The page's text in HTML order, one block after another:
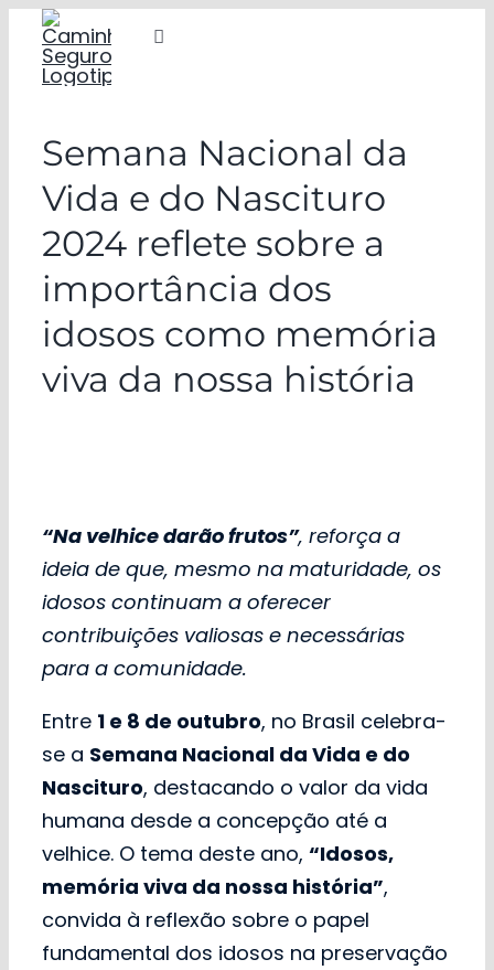
para
Alternar
Eventos
Assistência Social
Notícias
Contato
Semana Nacional da
Vida e do Nascituro
2024 reflete sobre a
importância dos
idosos como memória
viva da nossa história
“Na velhice darão frutos”, reforça a
ideia de que, mesmo na maturidade, os
idosos continuam a oferecer
contribuições valiosas e necessárias
para a comunidade.
Entre 1 e 8 de outubro, no Brasil celebra-
se a Semana Nacional da Vida e do
Nascituro, destacando o valor da vida
humana desde a concepção até a
velhice. O tema deste ano, “Idosos,
memória viva da nossa história”,
convida à reflexão sobre o papel
fundamental dos idosos na preservação